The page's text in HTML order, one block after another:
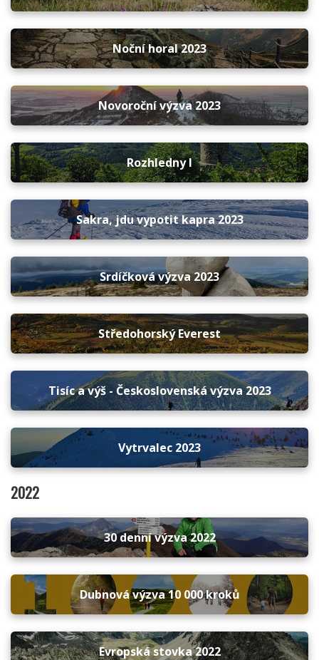
Noční horal 2023
Novoroční výzva 2023
Rozhledny I
Sakra, jdu vypotit kapra 2023
Srdíčková výzva 2023
Středohorský Everest
Tisíc a výš - Československá výzva 2023
Vytrvalec 2023
2022
30 denní výzva 2022
Dubnová výzva 10 000 kroků
Evropská stovka 2022